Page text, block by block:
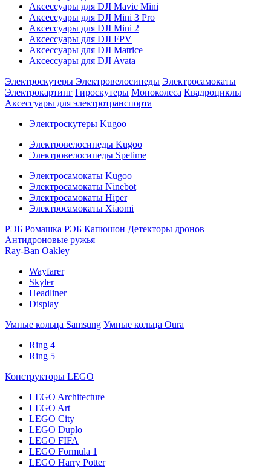
Аксессуары для DJI Mavic Mini
Аксессуары для DJI Mini 3 Pro
Аксессуары для DJI Mini 2
Аксессуары для DJI FPV
Аксессуары для DJI Matrice
Аксессуары для DJI Avata
Электроскутеры Электровелосипеды Электросамокаты
Электрокартинг Гироскутеры Моноколеса Квадроциклы
Аксессуары для электротранспорта
Электроскутеры Kugoo
Электровелосипеды Kugoo
Электровелосипеды Spetime
Электросамокаты Kugoo
Электросамокаты Ninebot
Электросамокаты Hiper
Электросамокаты Xiaomi
РЭБ Ромашка РЭБ Капюшон Детекторы дронов
Антидроновые ружья
Ray-Ban Oakley
Wayfarer
Skyler
Headliner
Display
Умные кольца Samsung Умные кольца Oura
Ring 4
Ring 5
Конструкторы LEGO
LEGO Architecture
LEGO Art
LEGO City
LEGO Duplo
LEGO FIFA
LEGO Formula 1
LEGO Harry Potter